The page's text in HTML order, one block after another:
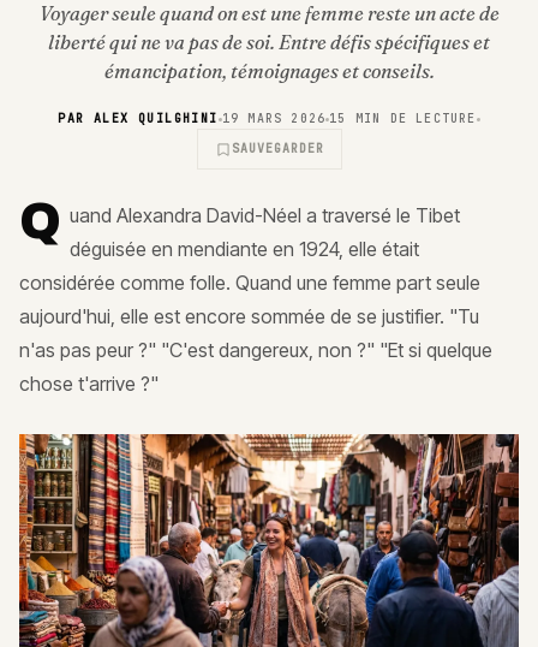
Voyager seule quand on est une femme reste un acte de
liberté qui ne va pas de soi. Entre défis spécifiques et
émancipation, témoignages et conseils.
PARALEX QUILGHINI 19 MARS 2026 15
MIN DE LECTURE
SAUVEGARDER
Q uand Alexandra David-Néel a traversé le Tibet
déguisée en mendiante en 1924, elle était
considérée comme folle. Quand une femme part seule
aujourd'hui, elle est encore sommée de se justifier. "Tu
n'as pas peur ?" "C'est dangereux, non ?" "Et si quelque
chose t'arrive ?"